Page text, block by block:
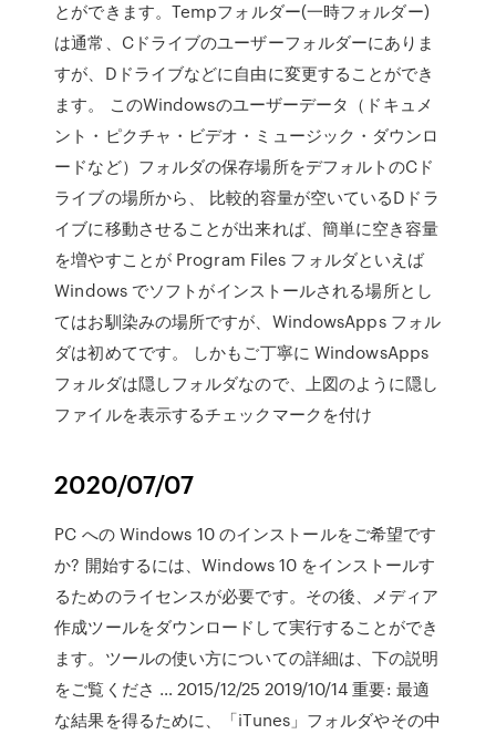
とができます。Tempフォルダー(一時フォルダー)
は通常、Cドライブのユーザーフォルダーにありま
すが、Dドライブなどに自由に変更することができ
ます。 このWindowsのユーザーデータ（ドキュメ
ント・ピクチャ・ビデオ・ミュージック・ダウンロ
ードなど）フォルダの保存場所をデフォルトのCド
ライブの場所から、 比較的容量が空いているDドラ
イブに移動させることが出来れば、簡単に空き容量
を増やすことが Program Files フォルダといえば
Windows でソフトがインストールされる場所とし
てはお馴染みの場所ですが、WindowsApps フォル
ダは初めてです。 しかもご丁寧に WindowsApps
フォルダは隠しフォルダなので、上図のように隠し
ファイルを表示するチェックマークを付け
2020/07/07
PC への Windows 10 のインストールをご希望です
か? 開始するには、Windows 10 をインストールす
るためのライセンスが必要です。その後、メディア
作成ツールをダウンロードして実行することができ
ます。ツールの使い方についての詳細は、下の説明
をご覧くださ … 2015/12/25 2019/10/14 重要: 最適
な結果を得るために、「iTunes」フォルダやその中